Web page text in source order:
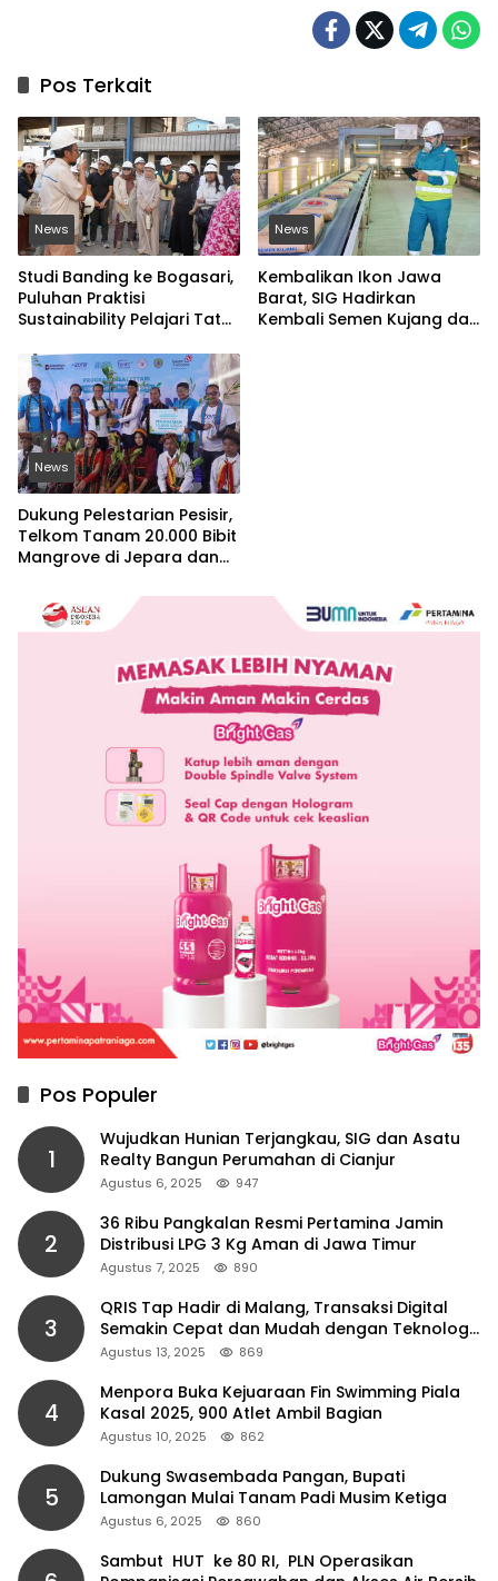
Pos Terkait
News
Studi Banding ke Bogasari,
Puluhan Praktisi
Sustainability Pelajari Tata
Berkelanjutan
News
Kembalikan Ikon Jawa
Barat, SIG Hadirkan
Kembali Semen Kujang dan
News
Dukung Pelestarian Pesisir,
Telkom Tanam 20.000 Bibit
Mangrove di Jepara dan
Pos Populer
1
Wujudkan Hunian Terjangkau, SIG dan Asatu
Realty Bangun Perumahan di Cianjur
Agustus 6, 2025 947
2
36 Ribu Pangkalan Resmi Pertamina Jamin
Distribusi LPG 3 Kg Aman di Jawa Timur
Agustus 7, 2025 890
3
QRIS Tap Hadir di Malang, Transaksi Digital
Semakin Cepat dan Mudah dengan Teknologi
NFC
Agustus 13, 2025 869
4
Menpora Buka Kejuaraan Fin Swimming Piala
Kasal 2025, 900 Atlet Ambil Bagian
Agustus 10, 2025 862
5
Dukung Swasembada Pangan, Bupati
Lamongan Mulai Tanam Padi Musim Ketiga
Agustus 6, 2025 860
Sambut HUT ke 80 RI, PLN Operasikan